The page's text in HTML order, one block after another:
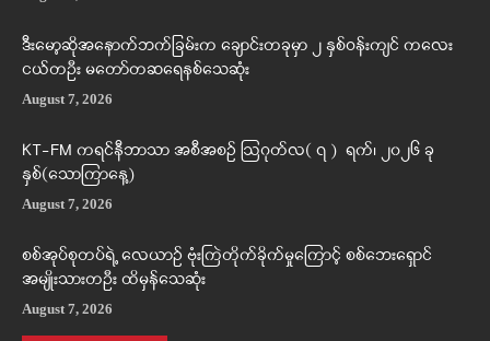
ဒီးမော့ဆိုအနောက်ဘက်ခြမ်းက ချောင်းတခုမှာ ၂ နှစ်ဝန်းကျင် ကလေး
ငယ်တဦး မတော်တဆရေနစ်သေဆုံး
August 7, 2026
KT-FM ကရင်နီဘာသာ အစီအစဉ် ဩဂုတ်လ( ၇ ) ရက်၊ ၂၀၂၆ ခု
နှစ်(သောကြာနေ့)
August 7, 2026
စစ်အုပ်စုတပ်ရဲ့ လေယာဉ် ဗုံးကြဲတိုက်ခိုက်မှုကြောင့် စစ်ဘေးရှောင်
အမျိုးသားတဦး ထိမှန်သေဆုံး
August 7, 2026